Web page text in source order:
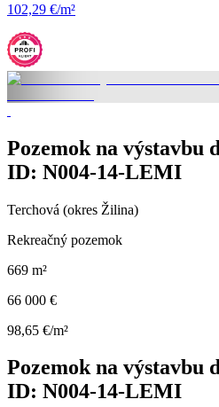
102,29 €/m²
Pozemok na výstavbu
ID: N004-14-LEMI
Terchová (okres Žilina)
Rekreačný pozemok
669 m²
66 000 €
98,65 €/m²
Pozemok na výstavbu
ID: N004-14-LEMI